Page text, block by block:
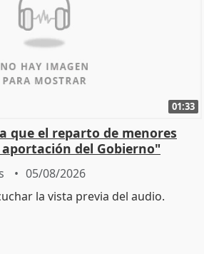
01:33
que el reparto de menores
del Gobierno"
05/08/2026